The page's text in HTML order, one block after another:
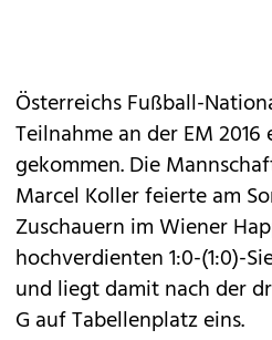
Österreichs Fußball-
Teilnahme an der EM
gekommen. Die
Marcel Koller feierte am
Zuschauern im Wiener
hochverdienten 1:0-(1:0)-
und liegt damit nach der
G auf Tabellenplatz eins.